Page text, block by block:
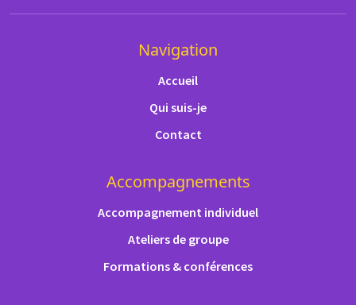
Navigation
Accueil
Qui suis-je
Contact
Accompagnements
Accompagnement individuel
Ateliers de groupe
Formations & conférences